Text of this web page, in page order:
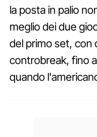
la posta in palio
meglio dei due
del primo set, con
controbreak, fino
quando